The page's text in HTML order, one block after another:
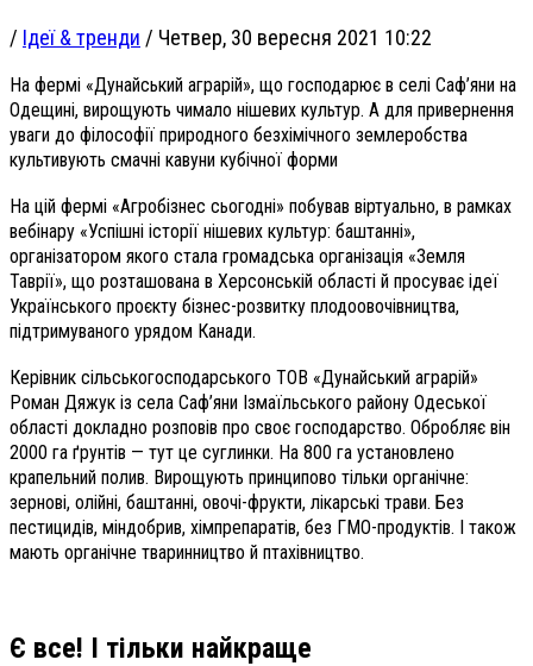
/ Ідеї & тренди / Четвер, 30 вересня 2021 10:22
На фермі «Дунайський аграрій», що господарює в селі Саф’яни на
Одещині, вирощують чимало нішевих культур. А для привернення
уваги до філософії природного безхімічного землеробства
культивують смачні кавуни кубічної форми
На цій фермі «Агробізнес сьогодні» побував віртуально, в рамках
вебінару «Успішні історії нішевих культур: баштанні»,
організатором якого стала громадська організація «Земля
Таврії», що розташована в Херсонській області й просуває ідеї
Українського проєкту бізнес-розвитку плодоовочівництва,
підтримуваного урядом Канади.
Керівник сільськогосподарського ТОВ «Дунайський аграрій»
Роман Дяжук із села Саф’яни Ізмаїльського району Одеської
області докладно розповів про своє господарство. Обробляє він
2000 га ґрунтів — тут це суглинки. На 800 га установлено
крапельний полив. Вирощують принципово тільки органічне:
зернові, олійні, баштанні, овочі-фрукти, лікарські трави. Без
пестицидів, міндобрив, хімпрепаратів, без ГМО-продуктів. І також
мають органічне тваринництво й птахівництво.
Є все! І тільки найкраще